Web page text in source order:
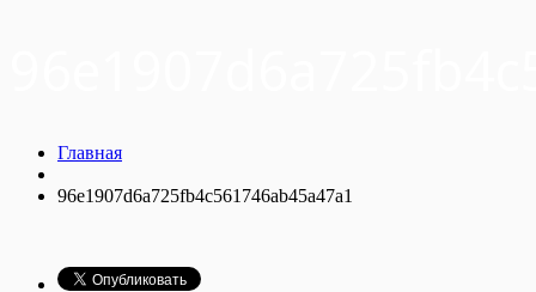
Главная
96e1907d6a725fb4c561746ab45a47a1